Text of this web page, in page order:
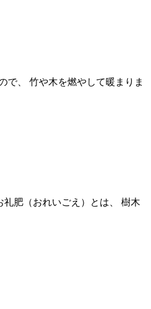
で、 竹や木を燃やして暖まりま
肥（おれいごえ）とは、 樹木